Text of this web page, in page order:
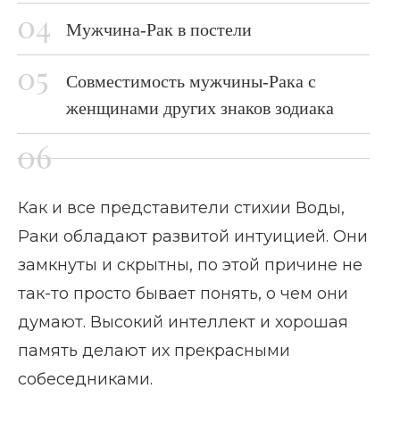
Мужчина-Рак в постели
Совместимость мужчины-Рака с
женщинами других знаков зодиака
Как и все представители стихии Воды,
Раки обладают развитой интуицией. Они
замкнуты и скрытны, по этой причине не
так-то просто бывает понять, о чем они
думают. Высокий интеллект и хорошая
память делают их прекрасными
собеседниками.